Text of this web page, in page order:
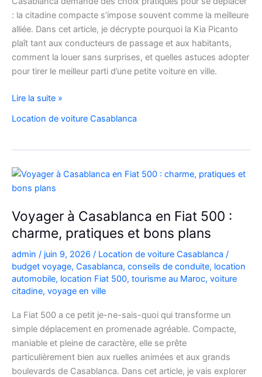
: la citadine compacte s’impose souvent comme la meilleure
alliée. Dans cet article, je décrypte pourquoi la Kia Picanto
plaît tant aux conducteurs de passage et aux habitants,
comment la louer sans surprises, et quelles astuces adopter
pour tirer le meilleur parti d’une petite voiture en ville.
louez
Kia
Picanto
Casablanca
pour
vos
déplacements
Lire la suite »
Location de voiture Casablanca
Voyager à Casablanca en Fiat 500 :
charme, pratiques et bons plans
admin / juin 9, 2026 / Location de voiture Casablanca /
budget voyage, Casablanca, conseils de conduite, location
automobile, location Fiat 500, tourisme au Maroc, voiture
citadine, voyage en ville
La Fiat 500 a ce petit je-ne-sais-quoi qui transforme un
simple déplacement en promenade agréable. Compacte,
maniable et pleine de caractère, elle se prête
particulièrement bien aux ruelles animées et aux grands
boulevards de Casablanca. Dans cet article, je vais explorer